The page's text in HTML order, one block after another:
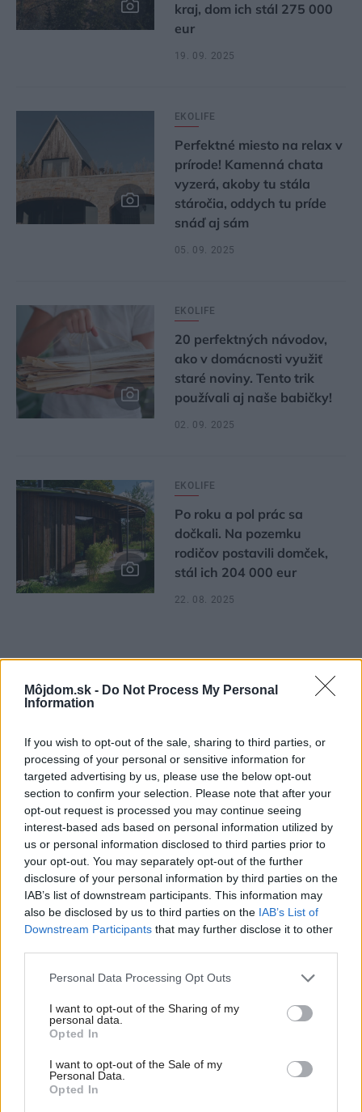
Môjdom.sk - Do Not Process My Personal
Information
If you wish to opt-out of the sale, sharing to third parties, or
processing of your personal or sensitive information for
targeted advertising by us, please use the below opt-out
section to confirm your selection. Please note that after your
opt-out request is processed you may continue seeing
interest-based ads based on personal information utilized by
us or personal information disclosed to third parties prior to
your opt-out. You may separately opt-out of the further
disclosure of your personal information by third parties on the
IAB’s list of downstream participants. This information may
also be disclosed by us to third parties on the IAB’s List of
Downstream Participants that may further disclose it to other
Please note that this website/app uses one or more Google
not limited to your visit or usage behaviour. You may click to
grant or deny consent to Google and its third-party tags to
use your data for below specified purposes in below Google
consent section.
Personal Data Processing Opt Outs
I want to opt-out of the Sharing of my
personal data.
Opted In
I want to opt-out of the Sale of my
Personal Data.
Opted In
kraj, dom ich stál 275 000
eur
19. 09. 2025
EKOLIFE
Perfektné miesto na relax v
prírode! Kamenná chata
vyzerá, akoby tu stála
stáročia, oddych tu príde
snáď aj sám
05. 09. 2025
EKOLIFE
20 perfektných návodov,
ako v domácnosti využiť
staré noviny. Tento trik
používali aj naše babičky!
02. 09. 2025
EKOLIFE
Po roku a pol prác sa
dočkali. Na pozemku
rodičov postavili domček,
stál ich 204 000 eur
22. 08. 2025
1 2 3 4 12
Najčítanejšie Za týždeň
Vy ešte stále vyhadzujete staré hubky na riad?
Toto je 8 spôsobov, ako vám ušetria peniaze a
uľahčia život
10 prírodných spôsobov, ako vyhnať pavúky z
domu, pivnice či komory
Vyhadzujte ich do koša? Robíte veľkú chybu.
Týchto 10 zlepšovákov z neminutých zvyškov by
Netradičná drevená budova by mala ísť všetkým
príkladom. Takto by mohlo vyzerať mestské